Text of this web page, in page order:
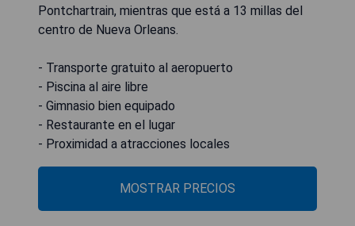
Pontchartrain, mientras que está a 13 millas del
centro de Nueva Orleans.
- Transporte gratuito al aeropuerto
- Piscina al aire libre
- Gimnasio bien equipado
- Restaurante en el lugar
- Proximidad a atracciones locales
MOSTRAR PRECIOS